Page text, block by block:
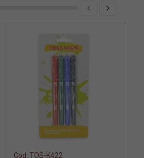
Cod:TOS-K422